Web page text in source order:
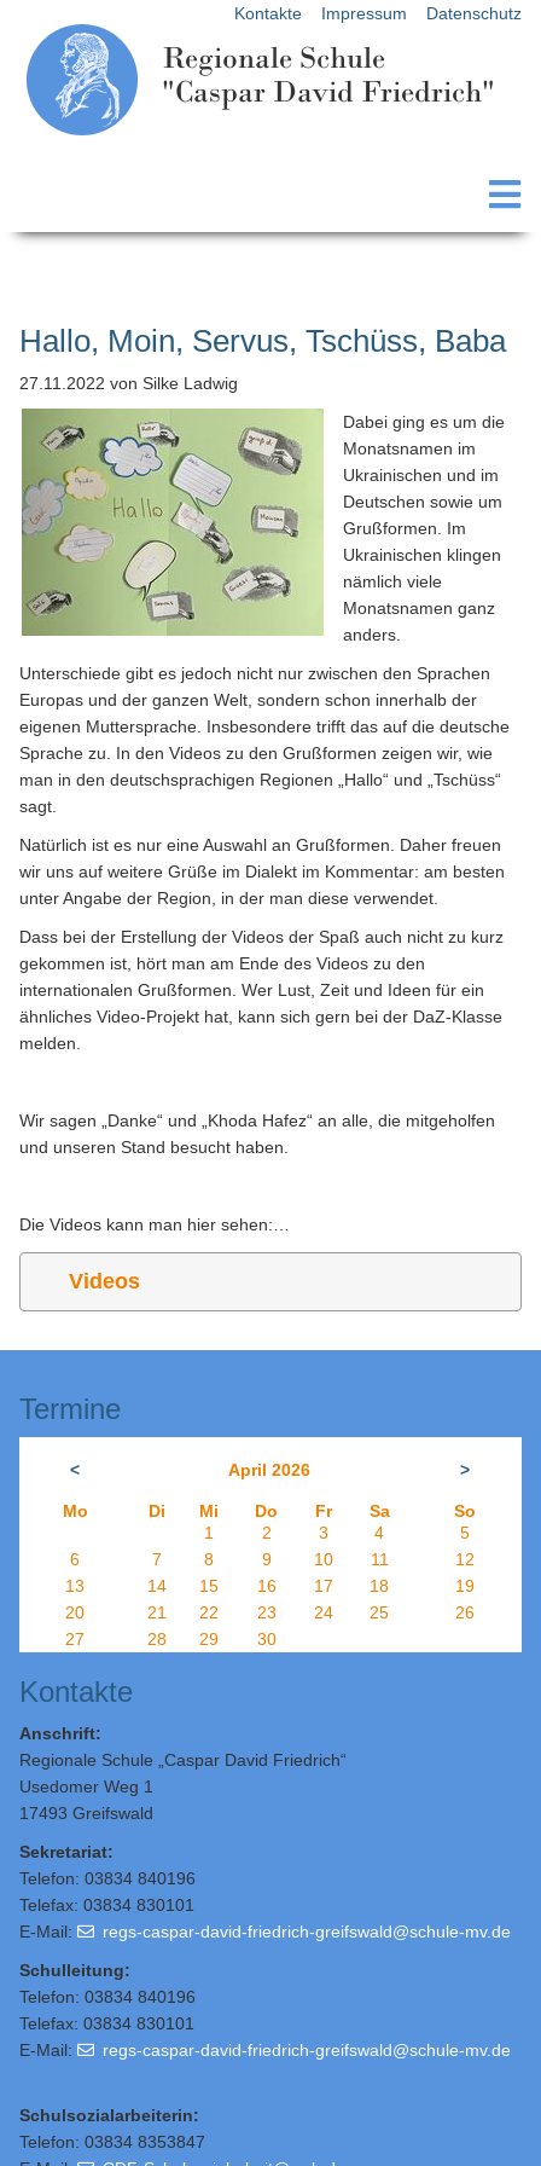
Kontakte Impressum Datenschutz
Regionale Schule
"Caspar David Friedrich"
Hallo, Moin, Servus, Tschüss, Baba
27.11.2022 von Silke Ladwig
Dabei ging es um die
Monatsnamen im
Ukrainischen und im
Deutschen sowie um
Grußformen. Im
Ukrainischen klingen
nämlich viele
Monatsnamen ganz
anders.
Unterschiede gibt es jedoch nicht nur zwischen den Sprachen
Europas und der ganzen Welt, sondern schon innerhalb der
eigenen Muttersprache. Insbesondere trifft das auf die deutsche
Sprache zu. In den Videos zu den Grußformen zeigen wir, wie
man in den deutschsprachigen Regionen „Hallo“ und „Tschüss“
sagt.
Natürlich ist es nur eine Auswahl an Grußformen. Daher freuen
wir uns auf weitere Grüße im Dialekt im Kommentar: am besten
unter Angabe der Region, in der man diese verwendet.
Dass bei der Erstellung der Videos der Spaß auch nicht zu kurz
gekommen ist, hört man am Ende des Videos zu den
internationalen Grußformen. Wer Lust, Zeit und Ideen für ein
ähnliches Video-Projekt hat, kann sich gern bei der DaZ-Klasse
melden.
Wir sagen „Danke“ und „Khoda Hafez“ an alle, die mitgeholfen
und unseren Stand besucht haben.
Die Videos kann man hier sehen:…
Videos
Termine
< April 2026 >
Mo Di Mi Do Fr Sa
So
1
2 3 4
5
6
7 8 9 10 11
12
13
14 15 16 17 18
19
20
21 22 23 24 25
26
27
28 29 30
Kontakte
Anschrift:
Regionale Schule „Caspar David Friedrich“
Usedomer Weg 1
17493 Greifswald
Sekretariat:
Telefon: 03834 840196
Telefax: 03834 830101
E-Mail:
regs-caspar-david-friedrich-greifswald@schule-mv.de
Schulleitung:
Telefon: 03834 840196
Telefax: 03834 830101
E-Mail:
regs-caspar-david-friedrich-greifswald@schule-mv.de
Schulsozialarbeiterin:
Telefon: 03834 8353847